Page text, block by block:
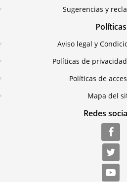
Sugerencias y
Políticas
Aviso legal y
Políticas de
Políticas de
Mapa del
Redes